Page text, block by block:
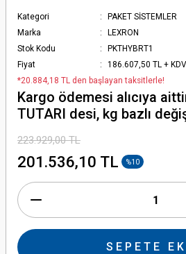
Kategori
PAKET SİSTEMLER
Marka
LEXRON
Stok Kodu
PKTHYBRT1
Fiyat
186.607,50 TL + KDV
*20.884,18 TL den başlayan taksitlerle!
Kargo ödemesi alıcıya
TUTARI desi, kg bazlı
223.929,00 TL
201.536,10 TL %10
SEPETE